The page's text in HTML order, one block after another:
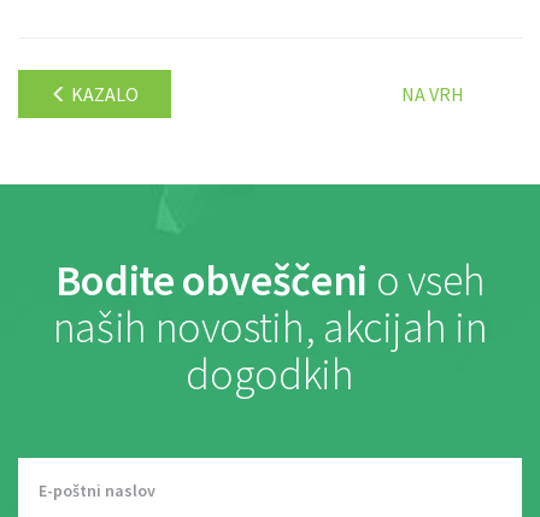
KAZALO NA VRH
Bodite obveščeni o vseh
naših novostih, akcijah in
dogodkih